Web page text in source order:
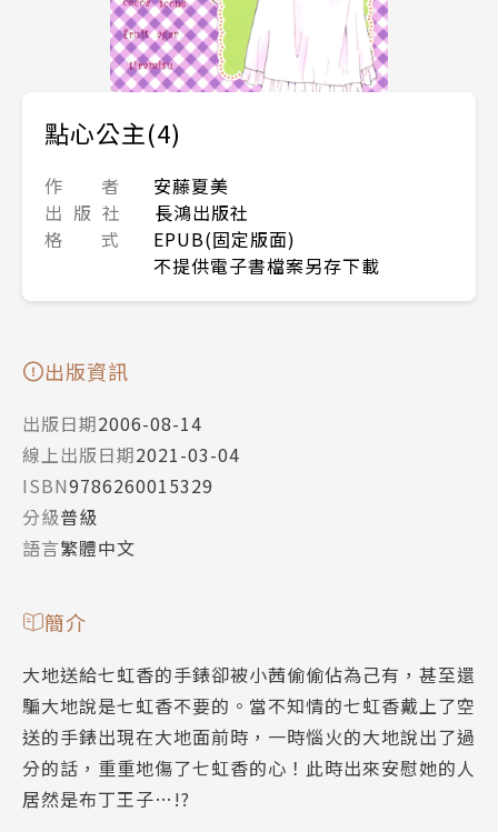
點心公主(4)
作 者
安藤夏美
出 版 社
長鴻出版社
格 式
EPUB(固定版面)
不提供電子書檔案另存下載
出版資訊
出版日期2006-08-14
線上出版日期2021-03-04
ISBN9786260015329
分級普級
語言繁體中文
簡介
大地送給七虹香的手錶卻被小茜偷偷佔為己有，甚至還
騙大地說是七虹香不要的。當不知情的七虹香戴上了空
送的手錶出現在大地面前時，一時惱火的大地說出了過
分的話，重重地傷了七虹香的心！此時出來安慰她的人
居然是布丁王子…!?